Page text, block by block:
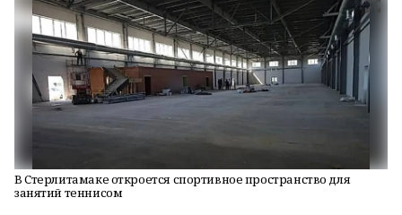
В Стерлитамаке откроется спортивное пространство для
занятий теннисом